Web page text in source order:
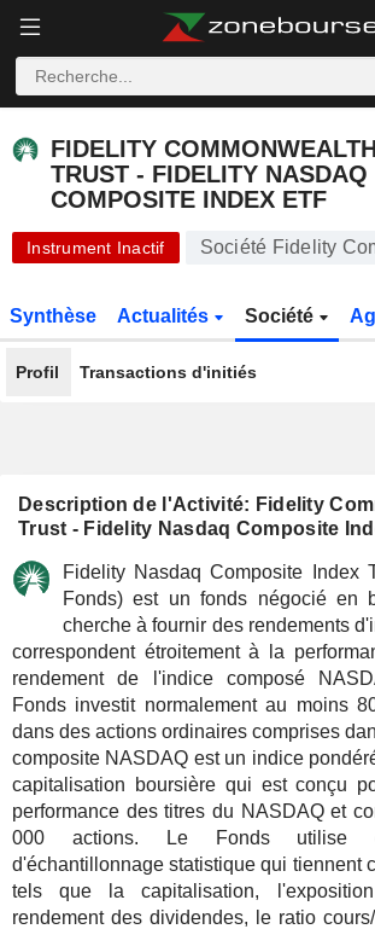
FIDELITY COMMONWEALTH
TRUST - FIDELITY NASDAQ
COMPOSITE INDEX ETF
Instrument Inactif Société Fidelity
Synthèse Actualités Société
Profil Transactions d'initiés
Description de l'Activité: Fidelity
Trust - Fidelity Nasdaq Composite
Fidelity Nasdaq Composite Index
Fonds) est un fonds négocié en
cherche à fournir des rendements
correspondent étroitement à la
rendement de l'indice composé
Fonds investit normalement au moins
dans des actions ordinaires comprises
composite NASDAQ est un indice
capitalisation boursière qui est conçu
performance des titres du NASDAQ et
000 actions. Le Fonds utilise
d'échantillonnage statistique qui tiennent
tels que la capitalisation,
rendement des dividendes, le ratio